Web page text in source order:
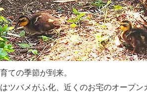
ての季節が到来。
ツバメがふ化、近くのお宅のオープン